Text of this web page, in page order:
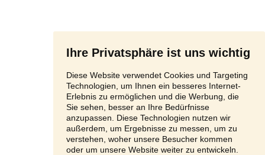
Ihre Privatsphäre ist uns wichtig
Diese Website verwendet Cookies und Targeting
Technologien, um Ihnen ein besseres Internet-
Erlebnis zu ermöglichen und die Werbung, die
Sie sehen, besser an Ihre Bedürfnisse
anzupassen. Diese Technologien nutzen wir
außerdem, um Ergebnisse zu messen, um zu
verstehen, woher unsere Besucher kommen
oder um unsere Website weiter zu entwickeln.